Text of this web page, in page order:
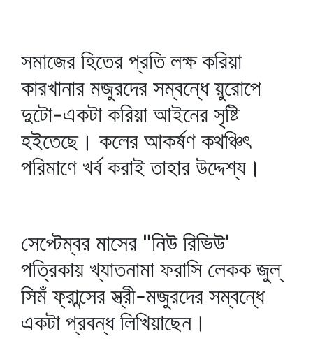
সমাজের হিতের প্রতি লক্ষ করিয়া
কারখানার মজুরদের সম্বন্ধে য়ুরোপে
দুটো-একটা করিয়া আইনের সৃষ্টি
হইতেছে। কলের আকর্ষণ কথঞ্চিৎ
পরিমাণে খর্ব করাই তাহার উদ্দেশ্য।
সেপ্টেম্বর মাসের "নিউ রিভিউ'
পত্রিকায় খ্যাতনামা ফরাসি লেকক জুল্‌
সিমঁ ফ্রান্সের স্ত্রী-মজুরদের সম্বন্ধে
একটা প্রবন্ধ লিখিয়াছেন।